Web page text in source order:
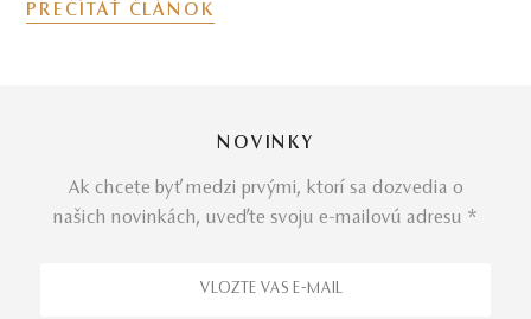
PREČÍTAŤ ČLÁNOK
NOVINKY
Ak chcete byť medzi prvými, ktorí sa dozvedia o
našich novinkách, uveďte svoju e-mailovú adresu *